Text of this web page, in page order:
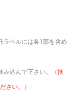
ラベルには各1部を含め
み込んで下さい。（挟
さい。 ）